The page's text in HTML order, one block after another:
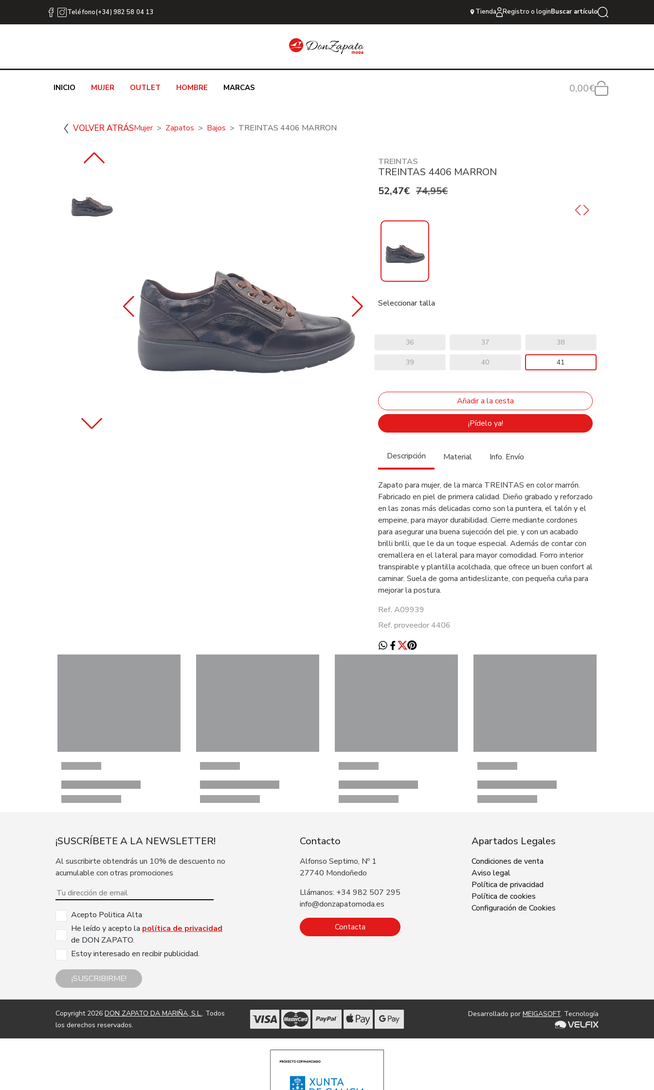
Teléfono(+34) 982 58 04 13 Tienda Registro o loginBuscar artículo
INICIO MUJER OUTLET HOMBRE MARCAS 0,00€
VOLVER ATRÁSMujer Zapatos Bajos TREINTAS 4406 MARRON
TREINTAS
TREINTAS 4406 MARRON
52,47€ 74,95€
Seleccionar talla
36 37 38
39 40 41
¡Pídelo ya!
Descripción Material Info. Envío
Zapato para mujer, de la marca TREINTAS en color marrón.
Fabricado en piel de primera calidad. Dieño grabado y reforzado
en las zonas más delicadas como son la puntera, el talón y el
empeine, para mayor durabilidad. Cierre mediante cordones
para asegurar una buena sujección del pie, y con un acabado
brilli brilli, que le da un toque especial. Además de contar con
cremallera en el lateral para mayor comodidad. Forro interior
transpirable y plantilla acolchada, que ofrece un buen confort al
caminar. Suela de goma antideslizante, con pequeña cuña para
mejorar la postura.
Ref. A09939
Ref. proveedor 4406
¡SUSCRÍBETE A LA NEWSLETTER!
Al suscribirte obtendrás un 10% de descuento no
acumulable con otras promociones
Acepto Politica Alta
He leído y acepto la política de privacidad
de DON ZAPATO.
Estoy interesado en recibir publicidad.
¡SUSCRIBIRME!
Contacto
Alfonso Septimo, Nº 1
27740 Mondoñedo
Llámanos: +34 982 507 295
info@donzapatomoda.es
Contacta
Apartados Legales
Condiciones de venta
Aviso legal
Política de privacidad
Política de cookies
Configuración de Cookies
Copyright 2026 DON ZAPATO DA MARIÑA, S.L.. Todos
los derechos reservados.
Desarrollado por MEIGASOFT. Tecnología